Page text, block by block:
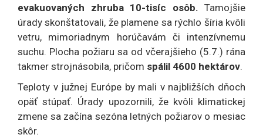
evakuovaných zhruba 10-tisíc osôb. Tamojšie
úrady skonštatovali, že plamene sa rýchlo šíria kvôli
vetru, mimoriadnym horúčavám či intenzívnemu
suchu. Plocha požiaru sa od včerajšieho (5.7.) rána
takmer strojnásobila, pričom spálil 4600 hektárov.
Teploty v južnej Európe by mali v najbližších dňoch
opäť stúpať. Úrady upozornili, že kvôli klimatickej
zmene sa začína sezóna letných požiarov o mesiac
skôr.